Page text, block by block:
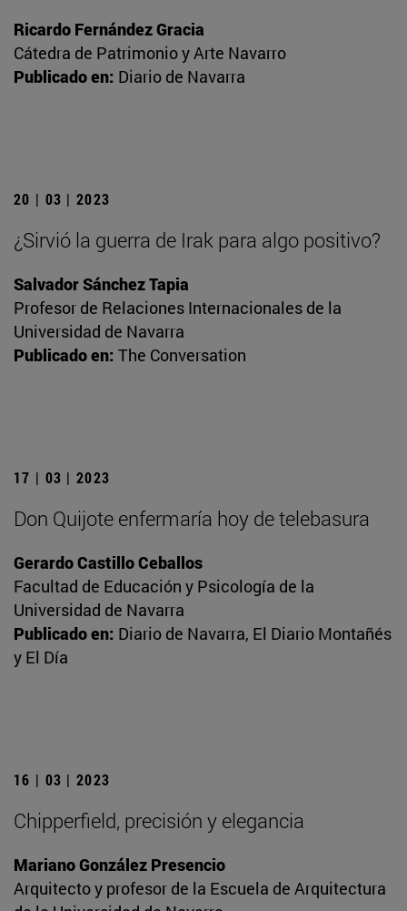
Ricardo Fernández Gracia
Cátedra de Patrimonio y Arte Navarro
Publicado en: Diario de Navarra
20 | 03 | 2023
¿Sirvió la guerra de Irak para algo positivo?
Salvador Sánchez Tapia
Profesor de Relaciones Internacionales de la
Universidad de Navarra
Publicado en: The Conversation
17 | 03 | 2023
Don Quijote enfermaría hoy de telebasura
Gerardo Castillo Ceballos
Facultad de Educación y Psicología de la
Universidad de Navarra
Publicado en: Diario de Navarra, El Diario Montañés
y El Día
16 | 03 | 2023
Chipperfield, precisión y elegancia
Mariano González Presencio
Arquitecto y profesor de la Escuela de Arquitectura